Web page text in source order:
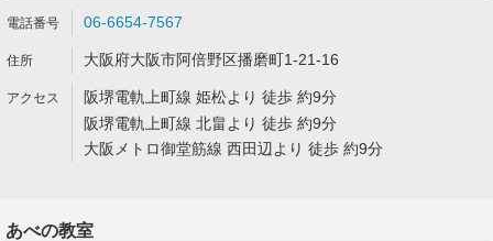
06-6654-7567
大阪府大阪市阿倍野区播磨町1-21-16
阪堺電軌上町線 姫松より 徒歩 約9分
阪堺電軌上町線 北畠より 徒歩 約9分
大阪メトロ御堂筋線 西田辺より 徒歩 約9分
あべの教室